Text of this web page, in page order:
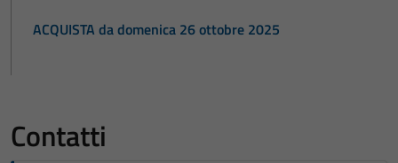
ACQUISTA da domenica 26 ottobre 2025
Contatti